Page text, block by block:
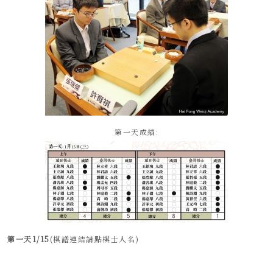
第一天成績:
第一天1/15(棋譜連結請點棋士人名)